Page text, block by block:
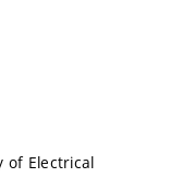
of Electrical